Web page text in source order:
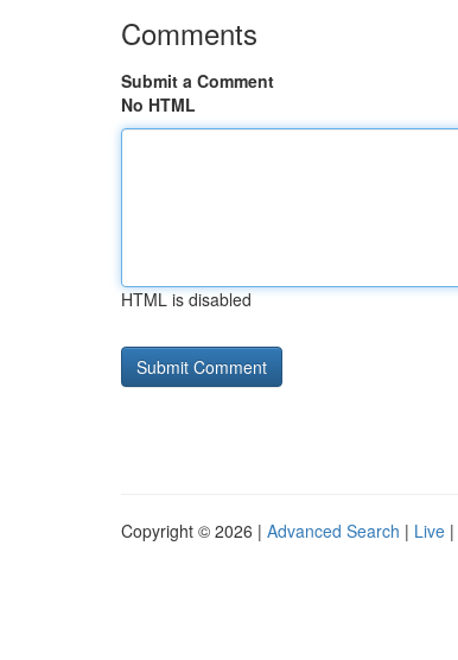
Comments
Submit a Comment
No HTML
HTML is disabled
Copyright © 2026 | Advanced Search | Live |